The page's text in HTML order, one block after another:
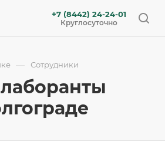
+7 (8442) 24-24-01
Круглосуточно
— Сотрудники